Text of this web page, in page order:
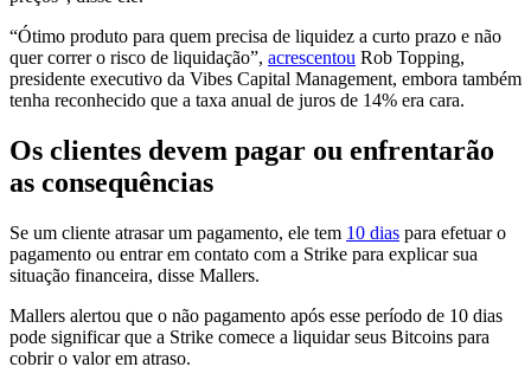
“Ótimo produto para quem precisa de liquidez a curto prazo e não
quer correr o risco de liquidação”, acrescentou Rob Topping,
presidente executivo da Vibes Capital Management, embora também
tenha reconhecido que a taxa anual de juros de 14% era cara.
Os clientes devem pagar ou enfrentarão
as consequências
Se um cliente atrasar um pagamento, ele tem 10 dias para efetuar o
pagamento ou entrar em contato com a Strike para explicar sua
situação financeira, disse Mallers.
Mallers alertou que o não pagamento após esse período de 10 dias
pode significar que a Strike comece a liquidar seus Bitcoins para
cobrir o valor em atraso.